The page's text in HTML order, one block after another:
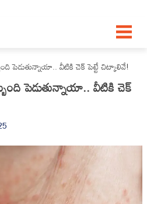
పెడుతున్నాయా.. వీటికి చెక్ పెట్టే చిట్కాలివే!
పెడుతున్నాయా.. వీటికి చెక్